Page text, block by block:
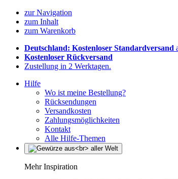
zur Navigation
zum Inhalt
zum Warenkorb
Deutschland: Kostenloser Standardversand
Kostenloser Rückversand
Zustellung in 2 Werktagen.
Hilfe
Wo ist meine Bestellung?
Rücksendungen
Versandkosten
Zahlungsmöglichkeiten
Kontakt
Alle Hilfe-Themen
Mehr Inspiration